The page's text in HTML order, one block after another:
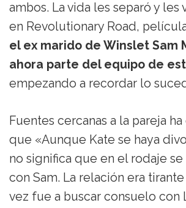
ambos. La vida les separó y les
en Revolutionary Road,
el ex marido de Winslet Sam
ahora parte del equipo de
empezando a recordar lo
Fuentes cercanas a la pareja
que «Aunque Kate se haya
no significa que en el rodaje
con Sam. La relación era
vez fue a buscar consuelo con